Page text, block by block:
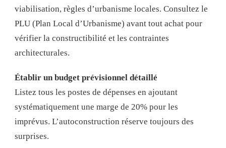
viabilisation, règles d’urbanisme locales. Consultez le
PLU (Plan Local d’Urbanisme) avant tout achat pour
vérifier la constructibilité et les contraintes
architecturales.
Établir un budget prévisionnel détaillé
Listez tous les postes de dépenses en ajoutant
systématiquement une marge de 20% pour les
imprévus. L’autoconstruction réserve toujours des
surprises.